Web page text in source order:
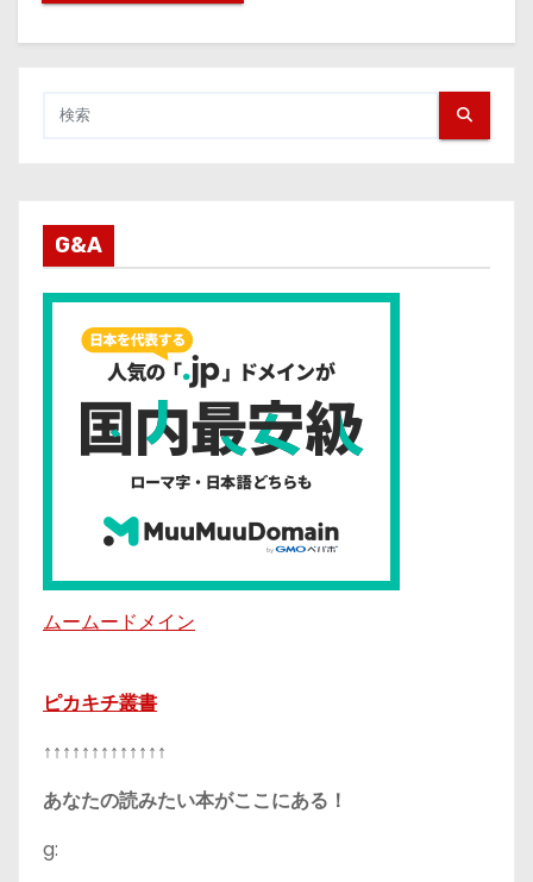
G&A
ムームードメイン
ピカキチ叢書
↑↑↑↑↑↑↑↑↑↑↑↑↑
あなたの読みたい本がここにある！
g: